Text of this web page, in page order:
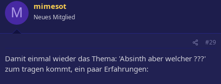
M mimesot
Neues Mitglied
#29
Damit einmal wieder das Thema: 'Absinth aber welcher ???'
zum tragen kommt, ein paar Erfahrungen: